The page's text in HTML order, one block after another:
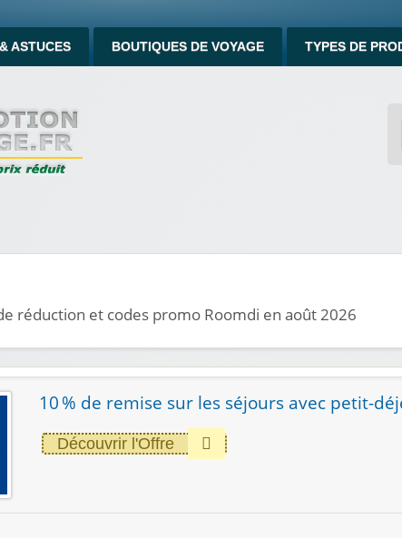
ASTUCES BOUTIQUES DE VOYAGE TYPES DE
réduction et codes promo Roomdi en août 2026
10 % de remise sur les séjours avec petit-
Découvrir l'Offre